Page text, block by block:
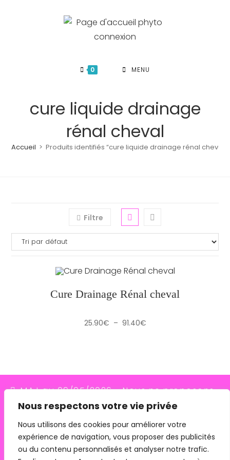
Nous respectons votre vie privée
Nous utilisons des cookies pour améliorer votre
expérience de navigation, vous proposer des publicités
ou du contenu personnalisés et analyser notre trafic.
MAJ au 09/05/2026 - Nous ne proposons
plus le transporteur Relais Colis (placés en
redressement judiciaire le 10/03/26, ils
n'assurent plus les livraisons depuis le
07/05/26). Pour les commandes avec
0 MENU
cure liquide drainage
rénal cheval
Accueil > Produits identifiés “cure liquide drainage rénal cheval”
Filtre
Cure Drainage Rénal cheval
25.90€ – 91.40€Plage